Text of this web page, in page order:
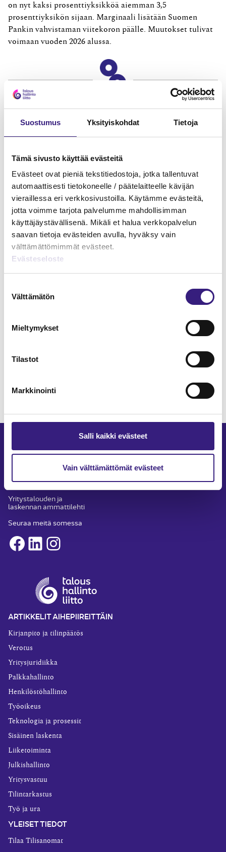
Suostumus Yksityiskohdat Tietoja
Tämä sivusto käyttää evästeitä
Evästeet ovat pieniä tekstitiedostoja, jotka tallentuvat
automaattisesti tietokoneelle / päätelaitteelle kävijän
vieraillessa eri verkkosivustoilla. Käytämme evästeitä,
jotta voimme tarjota palvelumme mahdollisimman
käyttäjäystävällisenä. Mikäli et halua verkkopalvelun
saavan tietoja evästeiden avulla, hyväksy vain
välttämättömimmät evästeet.
Evästeseloste
valinta
Välttämätön
Mieltymykset
Tilastot
Markkinointi
Salli kaikki evästeet
Vain välttämättömät evästeet
on nyt kaksi prosenttiyksikköä aiemman 3,5
prosenttiyksikön sijaan. Marginaali lisätään Suomen
Pankin vahvistaman viitekoron päälle. Muutokset tulivat
voimaan vuoden 2026 alussa.
Lue Tilisanomien
näytenumero
Tilaa Tilisanomien
lukuoikeus
Yritystalouden ja
laskennan ammattilehti
Seuraa meitä somessa
Facebook
LinkedInInstagram
ARTIKKELIT AIHEPIIREITTÄIN
Kirjanpito ja tilinpäätös
Verotus
Yritysjuridiikka
Palkkahallinto
Henkilöstöhallinto
Työoikeus
Teknologia ja prosessit
Sisäinen laskenta
Liiketoiminta
Julkishallinto
Yritysvastuu
Tilintarkastus
Työ ja ura
YLEISET TIEDOT
Tilaa Tilisanomat